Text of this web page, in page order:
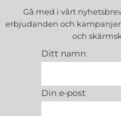
Gå med i vårt
erbjudanden och kampanjer
och
Ditt namn
Din e-post